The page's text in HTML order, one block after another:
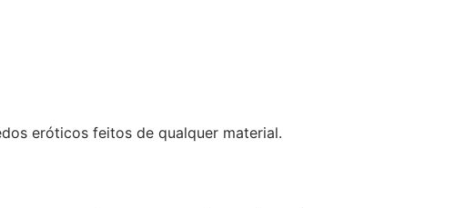
eróticos feitos de qualquer material.